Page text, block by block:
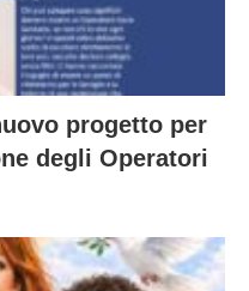
progetto per
degli Operatori